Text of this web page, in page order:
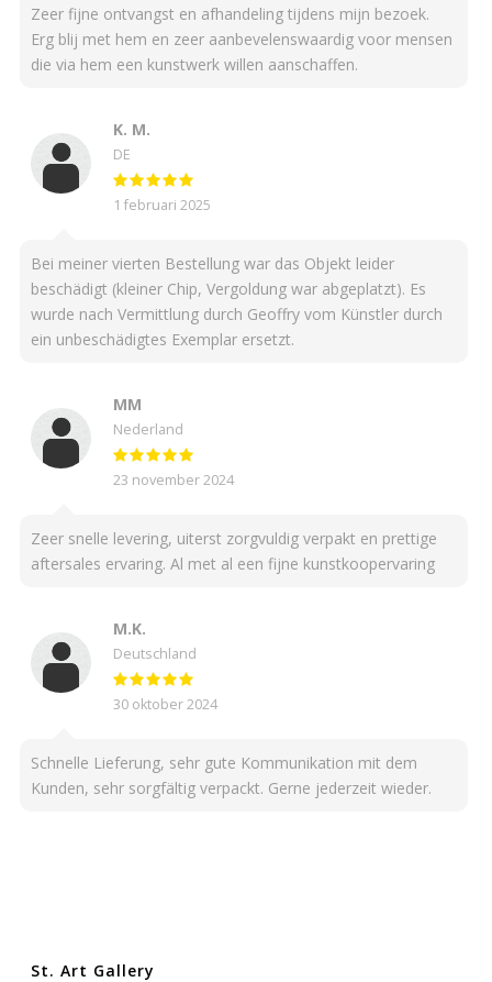
Zeer fijne ontvangst en afhandeling tijdens mijn bezoek.
Erg blij met hem en zeer aanbevelenswaardig voor mensen
die via hem een kunstwerk willen aanschaffen.
K. M.
DE
1 februari 2025
Bei meiner vierten Bestellung war das Objekt leider
beschädigt (kleiner Chip, Vergoldung war abgeplatzt). Es
wurde nach Vermittlung durch Geoffry vom Künstler durch
ein unbeschädigtes Exemplar ersetzt.
MM
Nederland
23 november 2024
Zeer snelle levering, uiterst zorgvuldig verpakt en prettige
aftersales ervaring. Al met al een fijne kunstkoopervaring
M.K.
Deutschland
30 oktober 2024
Schnelle Lieferung, sehr gute Kommunikation mit dem
Kunden, sehr sorgfältig verpackt. Gerne jederzeit wieder.
St. Art Gallery